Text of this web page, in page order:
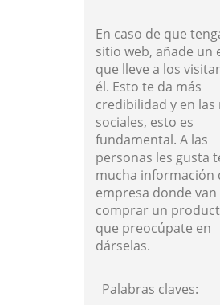
En caso de que
sitio web, añade un
que lleve a los
él. Esto te da más
credibilidad y en las
sociales, esto es
fundamental. A las
personas les gusta
mucha información
empresa donde van
comprar un
que preocúpate en
dárselas.
Palabras claves: